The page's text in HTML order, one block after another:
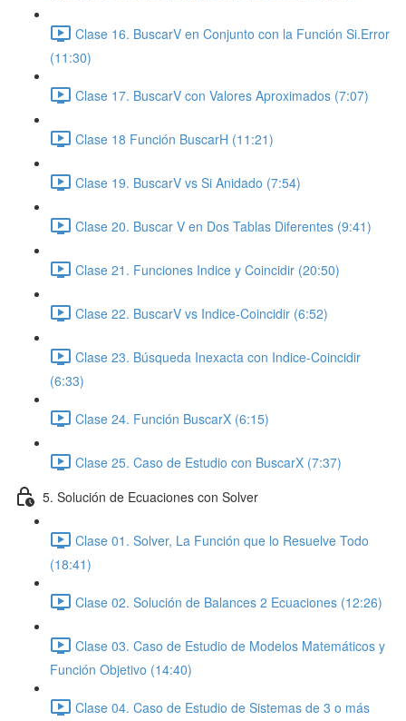
Clase 16. BuscarV en Conjunto con la Función Si.Error
(11:30)
Clase 17. BuscarV con Valores Aproximados (7:07)
Clase 18 Función BuscarH (11:21)
Clase 19. BuscarV vs Si Anidado (7:54)
Clase 20. Buscar V en Dos Tablas Diferentes (9:41)
Clase 21. Funciones Indice y Coincidir (20:50)
Clase 22. BuscarV vs Indice-Coincidir (6:52)
Clase 23. Búsqueda Inexacta con Indice-Coincidir
(6:33)
Clase 24. Función BuscarX (6:15)
Clase 25. Caso de Estudio con BuscarX (7:37)
5. Solución de Ecuaciones con Solver
Clase 01. Solver, La Función que lo Resuelve Todo
(18:41)
Clase 02. Solución de Balances 2 Ecuaciones (12:26)
Clase 03. Caso de Estudio de Modelos Matemáticos y
Función Objetivo (14:40)
Clase 04. Caso de Estudio de Sistemas de 3 o más